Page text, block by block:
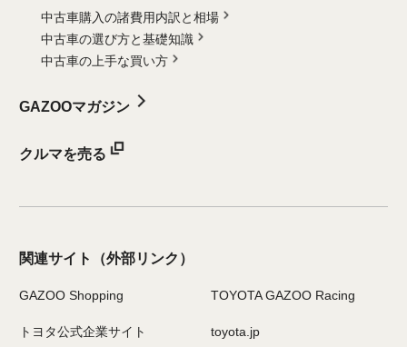
中古車購入の諸費用内訳と相場
中古車の選び方と基礎知識
中古車の上手な買い方
GAZOOマガジン
クルマを売る
関連サイト （外部リンク）
GAZOO Shopping TOYOTA GAZOO Racing
トヨタ公式企業サイト toyota.jp